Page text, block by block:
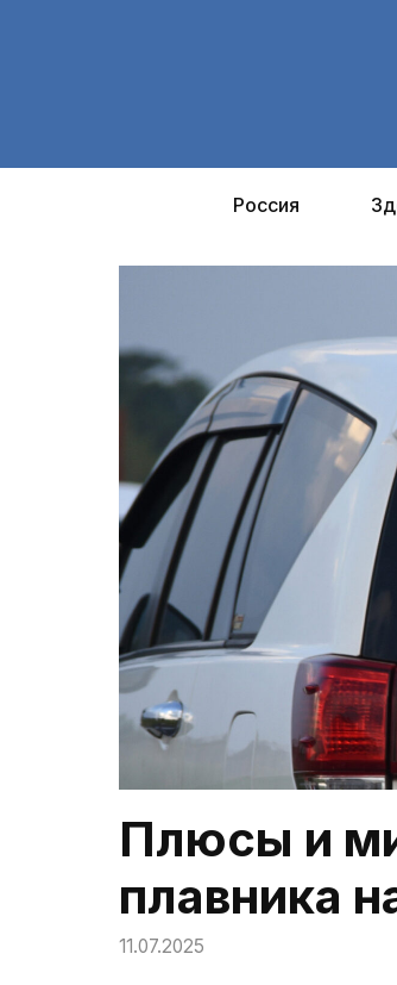
Россия
Плюсы и
плавника
11.07.2025